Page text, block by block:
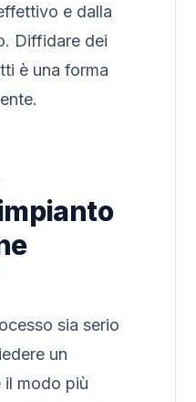
e dalla
Diffidare dei
è una forma
sia serio
un
il modo più